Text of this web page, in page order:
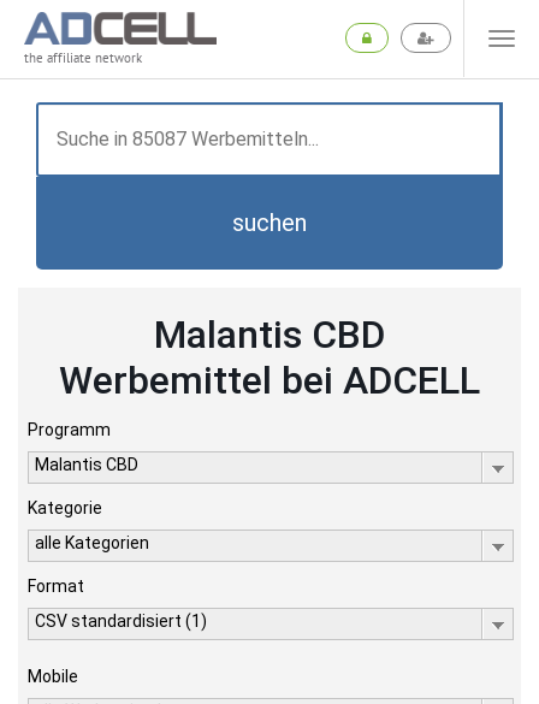
the affiliate network
suchen
Malantis CBD
Werbemittel bei ADCELL
Programm
Malantis CBD
Kategorie
alle Kategorien
Format
CSV standardisiert (1)
Mobile